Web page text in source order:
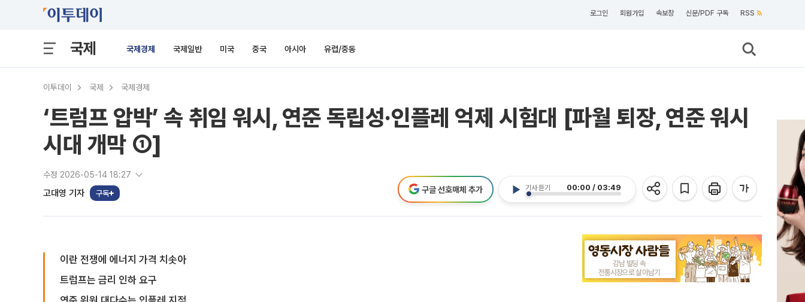
로그인 회원가입 속보창 신문/PDF 구독 RSS
국제 국제경제 국제일반 미국 중국 아시아 유럽/중동
이투데이 국제 국제경제
‘트럼프 압박’ 속 취임 워시, 연준 독립성·인플레 억제 시험대 [파월 퇴장, 연준 워시
시대 개막 ①]
수정 2026-05-14 18:27
고대영 기자 구독
기사 듣기 00:00 / 03:49
구글 선호매체 추가
이란 전쟁에 에너지 가격 치솟아
트럼프는 금리 인하 요구